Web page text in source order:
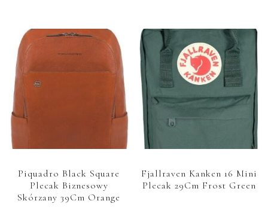
Piquadro Black Square
Plecak Biznesowy
Skórzany 39Cm Orange
Fjallraven Kanken 16 Mini
Plecak 29Cm Frost Green